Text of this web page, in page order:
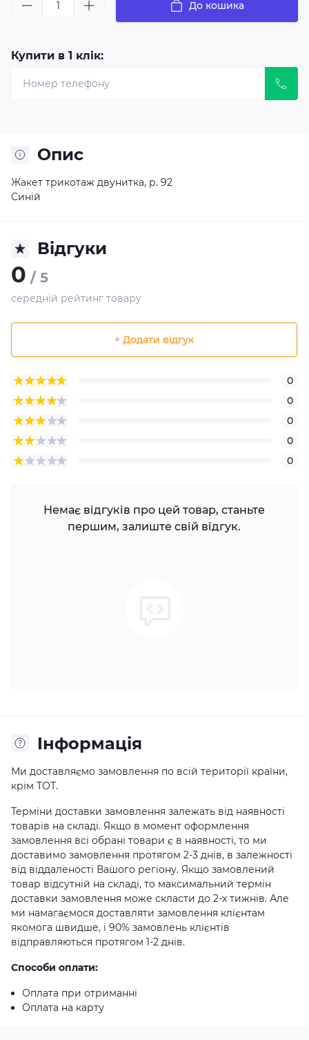
До кошика
Купити в 1 клік:
Опис
Жакет трикотаж двунитка, р. 92
Синій
Відгуки
0 / 5
середній рейтинг товару
+ Додати відгук
0
0
0
0
0
Немає відгуків про цей товар, станьте
першим, залиште свій відгук.
Iнформація
Ми доставляємо замовлення по всій території країни,
крім ТОТ.
Терміни доставки замовлення залежать від наявності
товарів на складі. Якщо в момент оформлення
замовлення всі обрані товари є в наявності, то ми
доставимо замовлення протягом 2-3 днів, в залежності
від віддаленості Вашого регіону. Якщо замовлений
товар відсутній на складі, то максимальний термін
доставки замовлення може скласти до 2-х тижнів. Але
ми намагаємося доставляти замовлення клієнтам
якомога швидше, і 90% замовлень клієнтів
відправляються протягом 1-2 днів.
Способи оплати:
Оплата при отриманні
Оплата на карту